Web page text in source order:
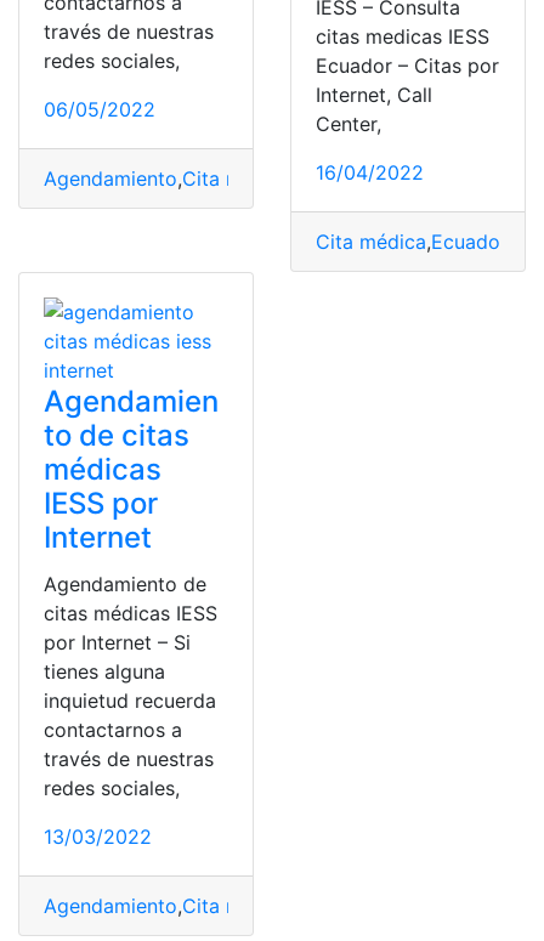
través de nuestras
redes sociales,
06/05/2022
Agendamiento,Cita médica Ecuador,iess,Internet
IESS – Consulta
citas medicas IESS
Ecuador – Citas por
Internet, Call
Center,
16/04/2022
Cita médica,Ecuador
Agendamien
to de citas
médicas
IESS por
Internet
Agendamiento de
citas médicas IESS
por Internet – Si
tienes alguna
inquietud recuerda
contactarnos a
través de nuestras
redes sociales,
13/03/2022
Agendamiento,Cita médica